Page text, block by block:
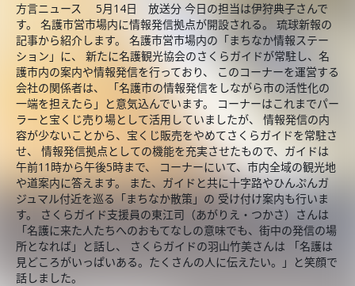
方言ニュース 5月14日 放送分 今日の担当は伊狩典子さんで
す。 名護市営市場内に情報発信拠点が開設される。 琉球新報の
記事から紹介します。 名護市営市場内の「まちなか情報ステー
ション」に、 新たに名護観光協会のさくらガイドが常駐し、名
護市内の案内や情報発信を行っており、 このコーナーを運営する
会社の関係者は、 「名護市の情報発信をしながら市の活性化の
一端を担えたら」と意気込んでいます。 コーナーはこれまでパー
ラーと宝くじ売り場として活用していましたが、 情報発信の内
容が少ないことから、宝くじ販売をやめてさくらガイドを常駐さ
せ、 情報発信拠点としての機能を充実させたもので、ガイドは
午前11時から午後5時まで、 コーナーにいて、市内全域の観光地
や道案内に答えます。 また、ガイドと共に十字路やひんぷんガ
ジュマル付近を巡る「まちなか散策」の 受け付け案内も行いま
す。 さくらガイド支援員の東江司（あがりえ・つかさ）さんは
「名護に来た人たちへのおもてなしの意味でも、街中の発信の場
所となれば」と話し、 さくらガイドの羽山竹美さんは 「名護は
見どころがいっぱいある。たくさんの人に伝えたい。」と笑顔で
話しました。